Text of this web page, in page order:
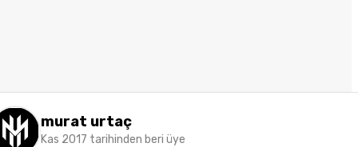
murat urtaç
Kas 2017 tarihinden beri üye